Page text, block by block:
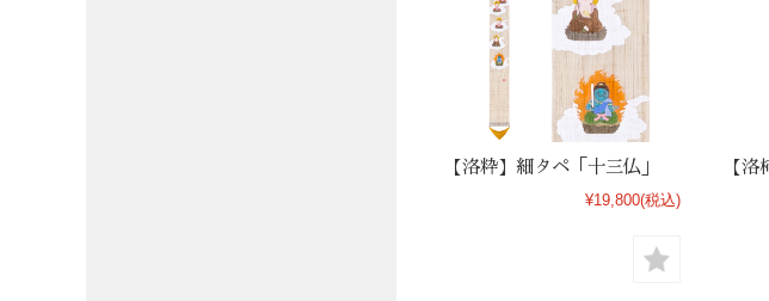
【洛粋】細タペ「十三仏」
¥19,800(税込)
【